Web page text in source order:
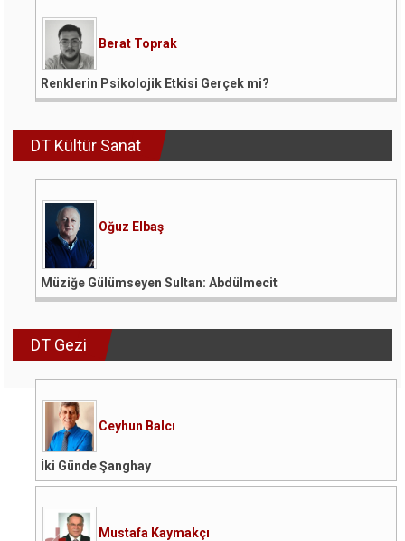
Berat Toprak
Renklerin Psikolojik Etkisi Gerçek mi?
DT Kültür Sanat
Oğuz Elbaş
Müziğe Gülümseyen Sultan: Abdülmecit
DT Gezi
Ceyhun Balcı
İki Günde Şanghay
Mustafa Kaymakçı